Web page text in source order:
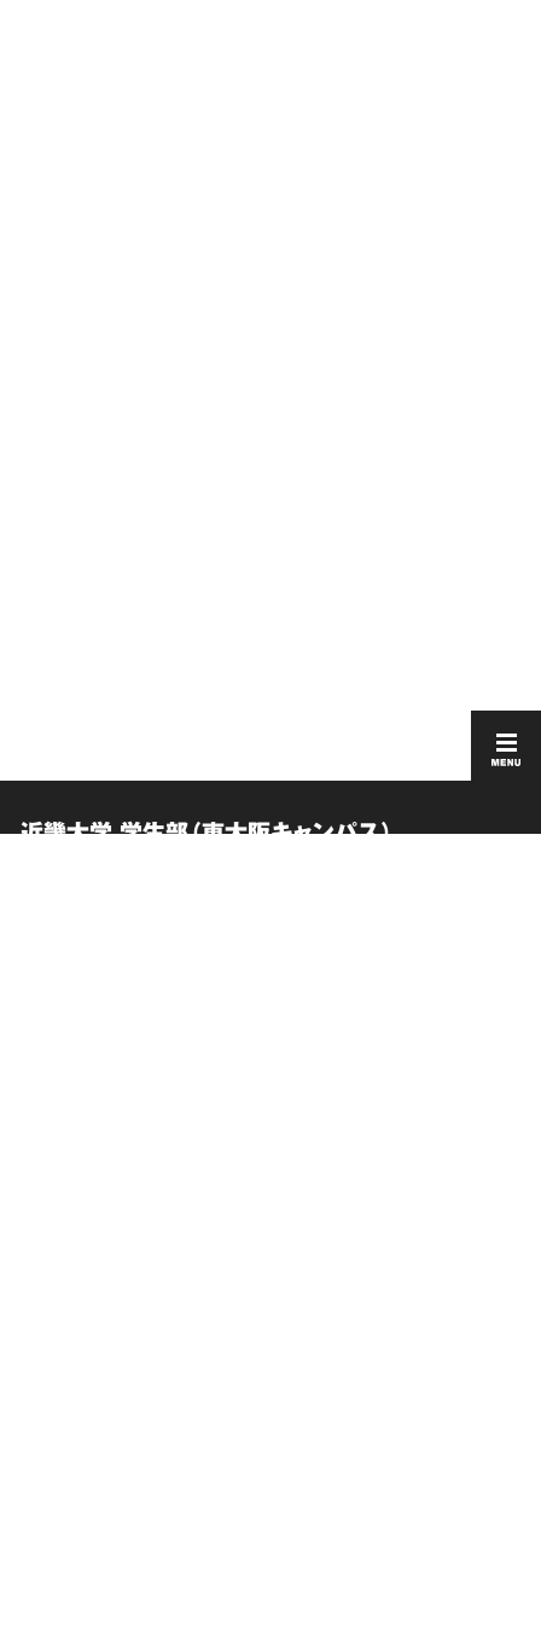
近畿大学 学生部（東大阪キャンパス）